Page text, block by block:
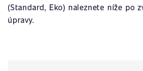
(Standard, Eko) naleznete níže po
úpravy.